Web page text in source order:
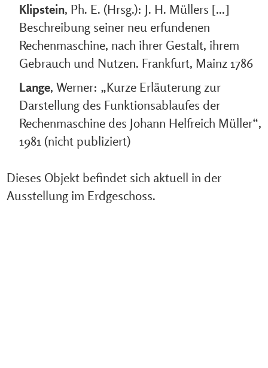
Klipstein, Ph. E. (Hrsg.): J. H. Müllers [...]
Beschreibung seiner neu erfundenen
Rechenmaschine, nach ihrer Gestalt, ihrem
Gebrauch und Nutzen. Frankfurt, Mainz 1786
Lange, Werner: „Kurze Erläuterung zur
Darstellung des Funktionsablaufes der
Rechenmaschine des Johann Helfreich Müller“,
1981 (nicht publiziert)
Dieses Objekt befindet sich aktuell in der
Ausstellung im Erdgeschoss.